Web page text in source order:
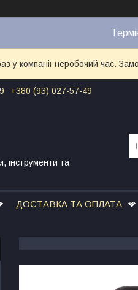
у компанії неробочий час.
+380 (93) 027-57-49
та
ДОСТАВКА ТА ОПЛАТА